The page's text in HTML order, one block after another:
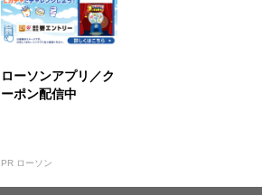
ローソンアプリ／ク
ーポン配信中
PR ローソン